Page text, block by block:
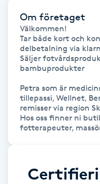
Idrottsmassage
IPL hårborttagning
IR-massage
Japansk massage
Om företaget
Välkommen!
Tar både kort och
delbetalning via
Säljer
bambuprodukter
Petra som är
tillepassi, Wellnet,
remisser via region
Hos oss finner ni
fotterapeuter,